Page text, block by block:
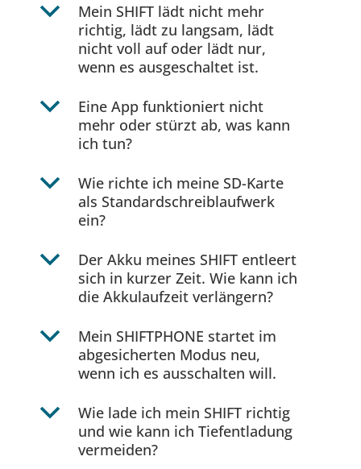
b
Mein SHIFT lädt nicht mehr
richtig, lädt zu langsam, lädt
nicht voll auf oder lädt nur,
wenn es ausgeschaltet ist.
b
Eine App funktioniert nicht
mehr oder stürzt ab, was kann
ich tun?
b
Wie richte ich meine SD-Karte
als Standardschreiblaufwerk
ein?
b
Der Akku meines SHIFT entleert
sich in kurzer Zeit. Wie kann ich
die Akkulaufzeit verlängern?
b
Mein SHIFTPHONE startet im
abgesicherten Modus neu,
wenn ich es ausschalten will.
b
Wie lade ich mein SHIFT richtig
und wie kann ich Tiefentladung
vermeiden?